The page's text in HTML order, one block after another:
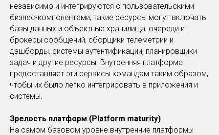
независимо и интегрируются с пользовательскими
бизнес-компонентами; такие ресурсы могут включать
базы данных и объектные хранилища, очереди и
брокеры сообщений, сборщики телеметрии и
дашборды, системы аутентификации, планировщики
задач и другие ресурсы. Внутренняя платформа
предоставляет эти сервисы командам таким образом,
чтобы их было легко интегрировать в приложения и
системы.
Зрелость платформ (Platform maturity)
На самом базовом уровне внутренние платформы